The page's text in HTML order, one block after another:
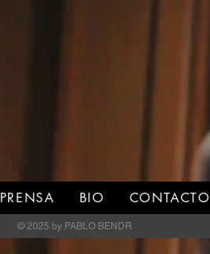
PRENSA BIO CONTACTO
© 2025 by PABLO BENDR